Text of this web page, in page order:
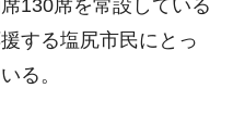
130席を常設している
する塩尻市民にとっ
る。